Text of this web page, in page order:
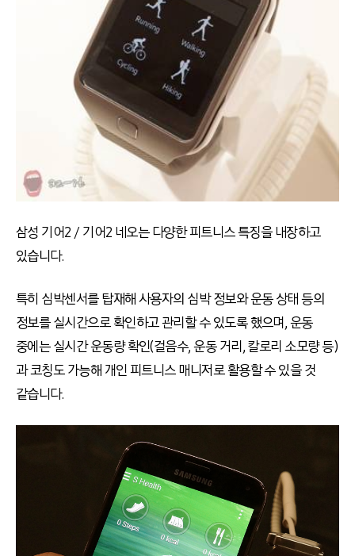
삼성 기어2 / 기어2 네오는 다양한 피트니스 특징을 내장하고
있습니다.
특히 심박센서를 탑재해 사용자의 심박 정보와 운동 상태 등의
정보를 실시간으로 확인하고 관리할 수 있도록 했으며, 운동
중에는 실시간 운동량 확인(걸음수, 운동 거리, 칼로리 소모량 등)
과 코칭도 가능해 개인 피트니스 매니저로 활용할 수 있을 것
같습니다.